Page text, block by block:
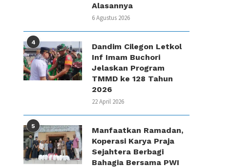
Alasannya
6 Agustus 2026
4
Dandim Cilegon Letkol
Inf Imam Buchori
Jelaskan Program
TMMD ke 128 Tahun
2026
22 April 2026
5
Manfaatkan Ramadan,
Koperasi Karya Praja
Sejahtera Berbagi
Bahagia Bersama PWI